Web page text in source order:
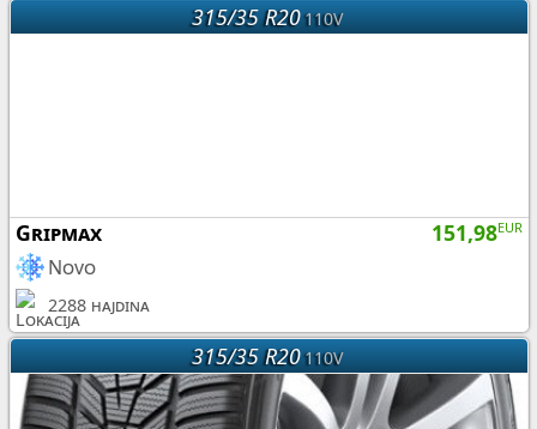
315/35 R20110V
151,98EUR
Gripmax
Novo
2288 hajdina
315/35 R20110V